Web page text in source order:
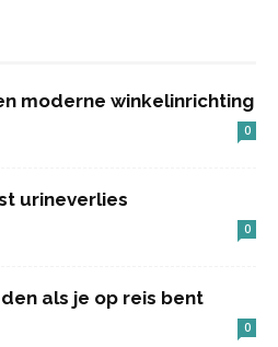
moderne winkelinrichting
0
urineverlies
0
als je op reis bent
0